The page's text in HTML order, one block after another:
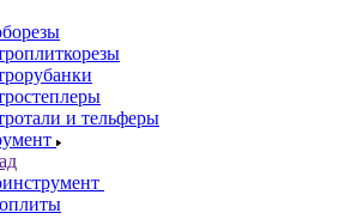
и тельферы